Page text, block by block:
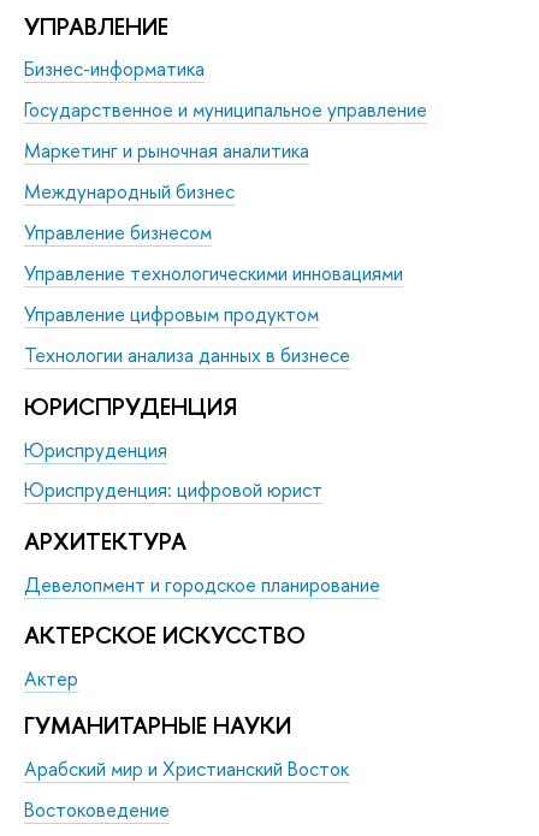
УПРАВЛЕНИЕ
Бизнес-информатика
Государственное и муниципальное управление
Маркетинг и рыночная аналитика
Международный бизнес
Управление бизнесом
Управление технологическими инновациями
Управление цифровым продуктом
Технологии анализа данных в бизнесе
ЮРИС­ПРУДЕНЦИЯ
Юриспруденция
Юриспруденция: цифровой юрист
АРХИТЕКТУРА
Девелопмент и городское планирование
АКТЕРСКОЕ ИСКУССТВО
Актер
ГУМАНИТАР­НЫЕ НАУКИ
Арабский мир и Христианский Восток
Востоковедение